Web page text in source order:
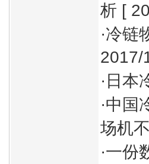
析 [
·冷链
2017/
· 日本
·中国
场机
·一份